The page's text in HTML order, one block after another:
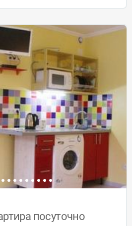
посуточно